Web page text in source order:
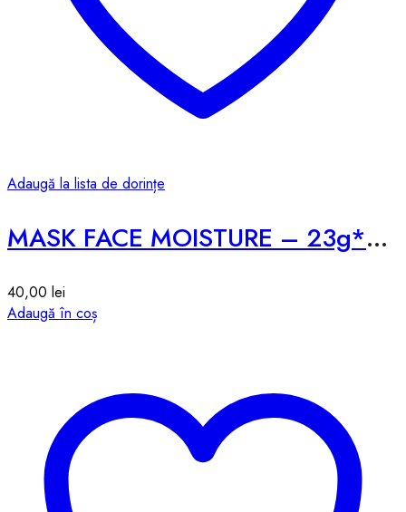
Adaugă la lista de dorințe
MASK FACE MOISTURE – 23g*1pcs
40,00 lei
Adaugă în coș